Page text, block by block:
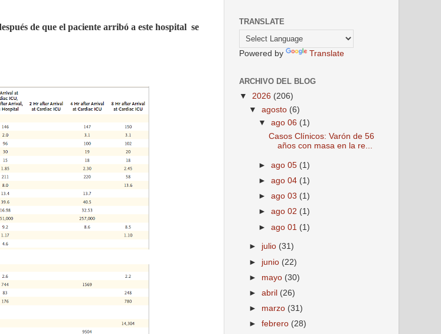
de que el paciente arribó a este hospital se
TRANSLATE
Powered by Translate
ARCHIVO DEL BLOG
▼ 2026 (206)
▼agosto (6)
▼ago 06 (1)
Casos Clínicos: Varón de 56
años con masa en la re...
►ago 05 (1)
►ago 04 (1)
►ago 03 (1)
►ago 02 (1)
►ago 01 (1)
► julio (31)
► junio (22)
► mayo (30)
►abril (26)
► marzo (31)
►febrero (28)